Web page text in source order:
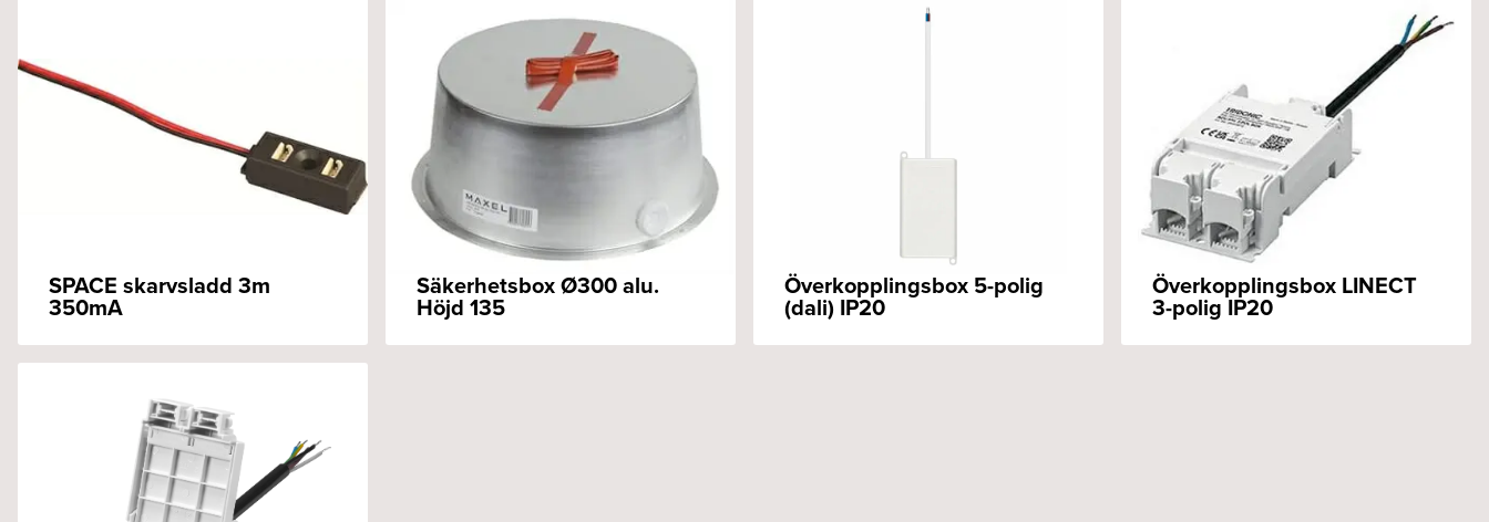
SPACE skarvsladd 3m
350mA
Säkerhetsbox Ø300 alu.
Höjd 135
Överkopplingsbox 5-polig
(dali) IP20
Överkopplingsbox LINECT
3-polig IP20